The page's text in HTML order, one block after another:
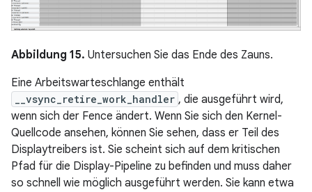
Abbildung 15. Untersuchen Sie das Ende des Zauns.
Eine Arbeitswarteschlange enthält
__vsync_retire_work_handler , die ausgeführt wird,
wenn sich der Fence ändert. Wenn Sie sich den Kernel-
Quellcode ansehen, können Sie sehen, dass er Teil des
Displaytreibers ist. Sie scheint sich auf dem kritischen
Pfad für die Display-Pipeline zu befinden und muss daher
so schnell wie möglich ausgeführt werden. Sie kann etwa